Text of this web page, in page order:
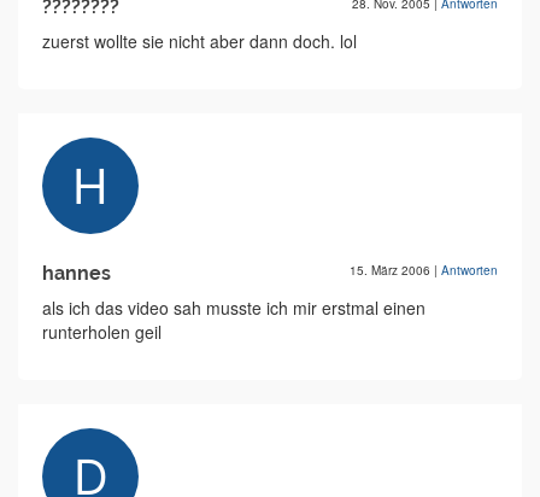
???????? 28. Nov. 2005 | Antworten
zuerst wollte sie nicht aber dann doch. lol
hannes 15. März 2006 | Antworten
als ich das video sah musste ich mir erstmal einen
runterholen geil